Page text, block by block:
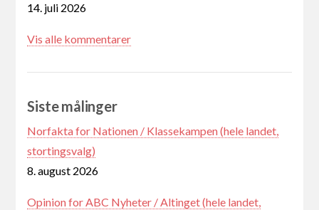
14. juli 2026
Vis alle kommentarer
Siste målinger
Norfakta for Nationen / Klassekampen (hele landet,
stortingsvalg)
8. august 2026
Opinion for ABC Nyheter / Altinget (hele landet,